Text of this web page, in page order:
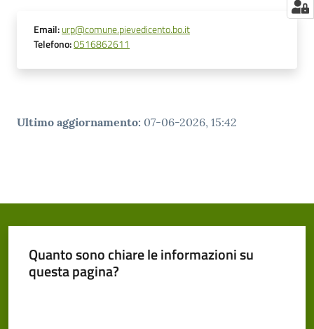
Email:urp@comune.pievedicento.bo.it
Telefono:0516862611
Ultimo aggiornamento: 07-06-2026, 15:42
Quanto sono chiare le informazioni su
questa pagina?